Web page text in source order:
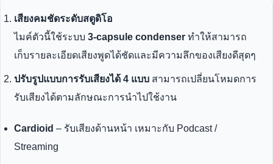
เสียงคมชัดระดับสตูดิโอ
ไมค์ตัวนี้ใช้ระบบ 3-capsule condenser ทำให้สามารถ
เก็บรายละเอียดเสียงพูดได้ชัดและมีความลึกของเสียงดีสุดๆ
ปรับรูปแบบการรับเสียงได้ 4 แบบ สามารถเปลี่ยนโหมดการ
รับเสียงได้ตามลักษณะการนำไปใช้งาน
Cardioid – รับเสียงด้านหน้า เหมาะกับ Podcast /
Streaming